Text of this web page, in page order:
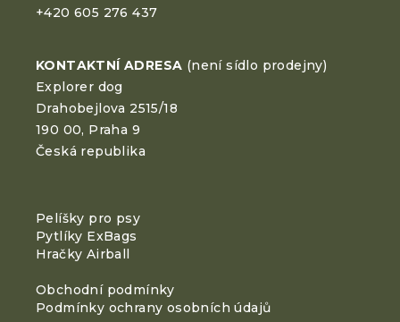
+420 605 276 437
KONTAKTNÍ ADRESA (není sídlo prodejny)
Explorer dog
Drahobejlova 2515/18
190 00, Praha 9
Česká republika
Pelíšky pro psy
Pytlíky ExBags
Hračky Airball
Obchodní podmínky
Podmínky ochrany osobních údajů